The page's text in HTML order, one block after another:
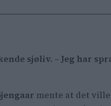
sjøliv. – Jeg har
mente at det